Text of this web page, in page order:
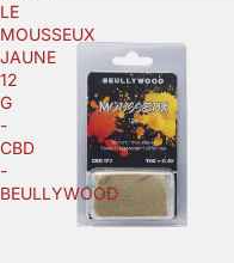
LE
MOUSSEUX
JAUNE
12
G
-
CBD
-
BEULLYWOOD